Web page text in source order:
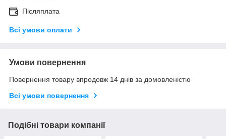
Післяплата
Всі умови оплати
Умови повернення
Повернення товару впродовж 14 днів за домовленістю
Всі умови повернення
Подібні товари компанії